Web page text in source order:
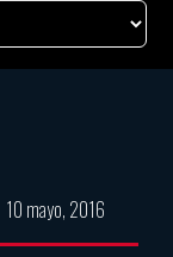
10 mayo, 2016